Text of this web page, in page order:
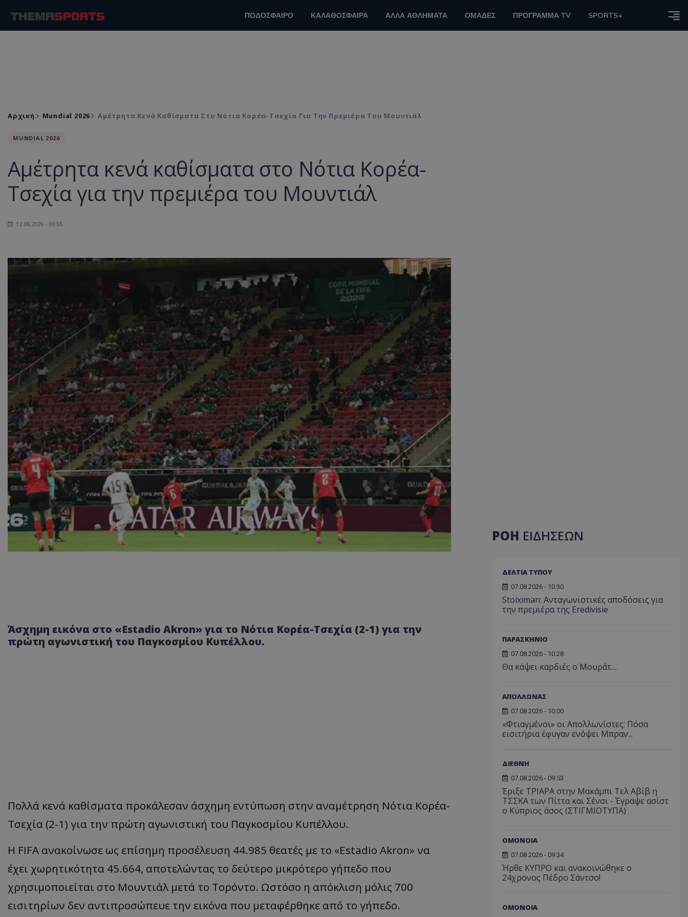
ΠΟΔΟΣΦΑΙΡΟ ΚΑΛΑΘΟΣΦΑΙΡΑ ΑΛΛΑ ΑΘΛΗΜΑΤΑ ΟΜΑΔΕΣ ΠΡΟΓΡΑΜΜΑ TV SPORTS+
Αρχική Mundial 2026 Αμέτρητα Κενά Καθίσματα Στο Νότια Κορέα-Τσεχία Για Την Πρεμιέρα Του Μουντιάλ
MUNDIAL 2026
Αμέτρητα κενά καθίσματα στο Νότια Κορέα-
Τσεχία για την πρεμιέρα του Μουντιάλ
12.06.2026 - 09:55
Άσχημη εικόνα στο «Estadio Akron» για το Νότια Κορέα-Τσεχία (2-1) για την
πρώτη αγωνιστική του Παγκοσμίου Κυπέλλου.
Πολλά κενά καθίσματα προκάλεσαν άσχημη εντύπωση στην αναμέτρηση Νότια Κορέα-
Τσεχία (2-1) για την πρώτη αγωνιστική του Παγκοσμίου Κυπέλλου.
Η FIFA ανακοίνωσε ως επίσημη προσέλευση 44.985 θεατές με το «Estadio Akron» να
έχει χωρητικότητα 45.664, αποτελώντας το δεύτερο μικρότερο γήπεδο που
χρησιμοποιείται στο Μουντιάλ μετά το Τορόντο. Ωστόσο η απόκλιση μόλις 700
εισιτηρίων δεν αντιπροσώπευε την εικόνα που μεταφέρθηκε από το γήπεδο.
ΡΟΗ ΕΙΔΗΣΕΩΝ
ΔΕΛΤΙΑ ΤΥΠΟΥ
07.08.2026 - 10:30
Stoiximan: Ανταγωνιστικές αποδόσεις για
την πρεμιέρα της Eredivisie
ΠΑΡΑΣΚΗΝΙΟ
07.08.2026 - 10:28
Θα κάψει καρδιές ο Μουράτ…
ΑΠΟΛΛΩΝΑΣ
07.08.2026 - 10:00
«Φτιαγμένοι» οι Απολλωνίστες: Πόσα
εισιτήρια έφυγαν ενόψει Μπραν...
ΔΙΕΘΝΗ
07.08.2026 - 09:53
Έριξε ΤΡΙΑΡΑ στην Μακάμπι Τελ Αβίβ η
ΤΣΣΚΑ των Πίττα και Σένσι - Έγραψε ασίστ
ο Κύπριος άσος (ΣΤΙΓΜΙΟΤΥΠΑ)
ΟΜΟΝΟΙΑ
07.08.2026 - 09:34
Ήρθε ΚΥΠΡΟ και ανακοινώθηκε ο
24χρονος Πέδρο Σάντσο!
ΟΜΟΝΟΙΑ